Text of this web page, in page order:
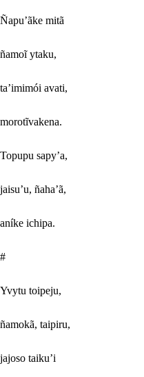
Ñapu’ãke mitã
ñamoĩ ytaku,
ta’imimói avati,
morotĩvakena.
Topupu sapy’a,
jaisu’u, ñaha’ã,
aníke ichipa.
#
Yvytu toipeju,
ñamokã, taipiru,
jajoso taiku’i